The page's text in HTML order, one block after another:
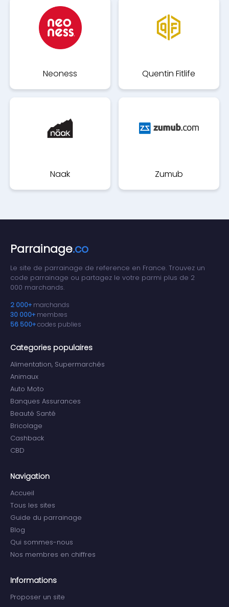
Neoness Quentin Fitlife
Naak Zumub
Parrainage.co
Le site de parrainage de reference en France. Trouvez un
code parrainage ou partagez le votre parmi plus de 2
000 marchands.
2 000+ marchands
30 000+ membres
56 500+codes publies
Categories populaires
Alimentation, Supermarchés
Animaux
Auto Moto
Banques Assurances
Beauté Santé
Bricolage
Cashback
CBD
Navigation
Accueil
Tous les sites
Guide du parrainage
Blog
Qui sommes-nous
Nos membres en chiffres
Informations
Proposer un site